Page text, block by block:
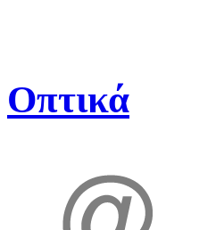
Οπτικά